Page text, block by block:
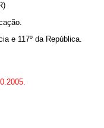
e 117º da República.